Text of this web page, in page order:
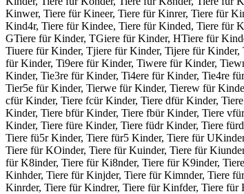
Kinwer, Tiere für Kineer, Tiere für Kinrer, Tiere für
Kind4r, Tiere für Kindee, Tiere für Kinded, Tiere für
GTiere für Kinder, TGiere für Kinder, HTiere für
Tiuere für Kinder, Tjiere für Kinder, Tijere für
für Kinder, Ti9ere für Kinder, Tiwere für Kinder,
Kinder, Tie3re für Kinder, Ti4ere für Kinder, Tie4re
Tier5e für Kinder, Tierwe für Kinder, Tierew für
cfür Kinder, Tiere fcür Kinder, Tiere dfür Kinder,
Kinder, Tiere bfür Kinder, Tiere fbür Kinder, Tiere
Kinder, Tiere füre Kinder, Tiere füdr Kinder, Tiere
Tiere fü5r Kinder, Tiere für5 Kinder, Tiere für
Tiere für KOinder, Tiere für Kuinder, Tiere für
für K8inder, Tiere für Ki8nder, Tiere für K9inder,
Kinhder, Tiere für Kinjder, Tiere für Kimnder, Tiere
Kinrder, Tiere für Kindrer, Tiere für Kinfder, Tiere